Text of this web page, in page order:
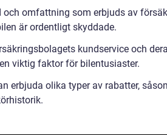
och omfattning som erbjuds av
är ordentligt skyddade.
kundservice och
viktig faktor för bilentusiaster.
erbjuda olika typer av rabatter,